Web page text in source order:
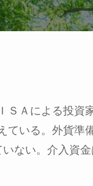
ＳＡによる投資
いる。外貨準
ない。介入資